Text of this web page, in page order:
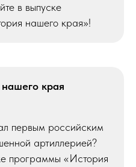
в выпуске
нашего края»!
края
первым российским
артиллерией?
программы «История